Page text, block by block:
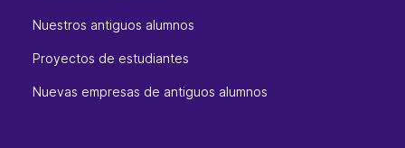
Nuestros antiguos alumnos
Proyectos de estudiantes
Nuevas empresas de antiguos alumnos